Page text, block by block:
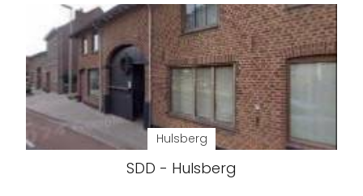
Hulsberg
SDD - Hulsberg